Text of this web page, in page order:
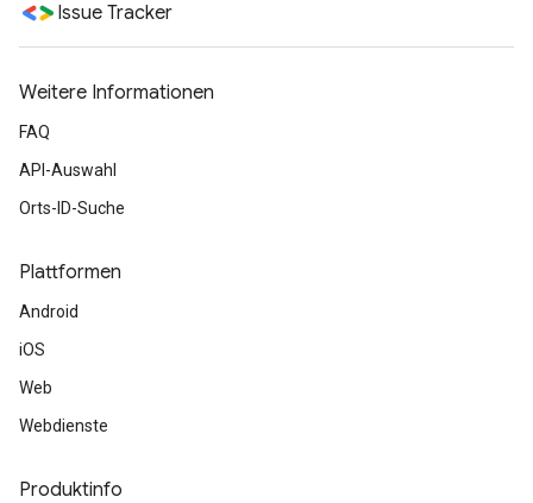
Issue Tracker
Weitere Informationen
FAQ
API-Auswahl
Orts-ID-Suche
Plattformen
Android
iOS
Web
Webdienste
Produktinfo